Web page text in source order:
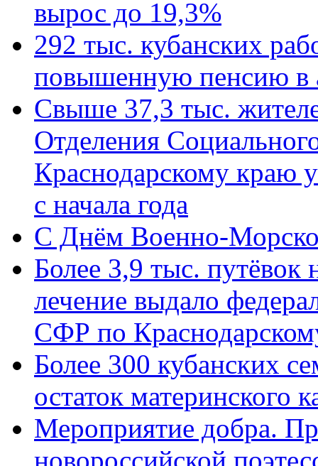
вырос до 19,3%
292 тыс. кубанских
повышенную пенсию в
Свыше 37,3 тыс.
Отделения
Краснодарскому краю
с начала года
C Днём Военно-
Более 3,9 тыс. путёвок
лечение выдало
СФР по
Более 300 кубанских
остаток материнского
Мероприятие добра.
новороссийской